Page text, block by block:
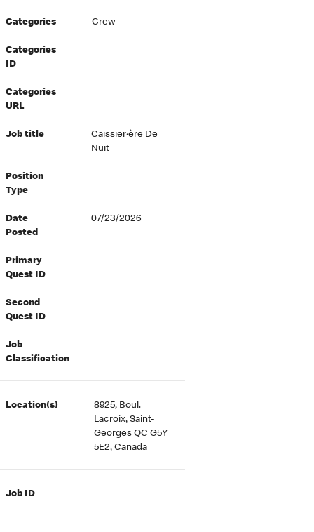
Categories Crew
Categories
ID
Categories
URL
Job title
Caissier·ère De
Nuit
Position
Type
Date
Posted
07/23/2026
Primary
Quest ID
Second
Quest ID
Job
Classification
Location(s)
8925, Boul.
Lacroix, Saint-
Georges QC G5Y
5E2, Canada
Job ID